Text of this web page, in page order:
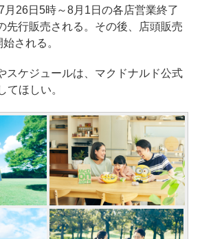
月26日5時～8月1日の各店営業終了
先行販売される。その後、店頭販売
される。
ケジュールは、マクドナルド公式
てほしい。